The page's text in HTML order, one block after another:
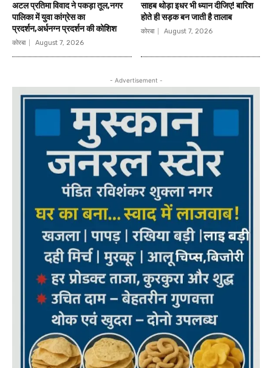
अटल प्रतिमा विवाद ने पकड़ा तूल,नगर
पालिका में युवा कांग्रेस का
प्रदर्शन,अर्धनग्न प्रदर्शन की कोशिश
कोरबा August 7, 2026
साहब थोड़ा इधर भी ध्यान दीजिए! बारिश
होते ही सड़क बन जाती है तालाब
कोरबा August 7, 2026
- Advertisement -